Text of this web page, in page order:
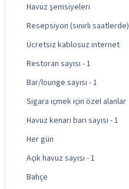
Havuz şemsiyeleri
Resepsiyon (sınırlı saatlerde)
Ücretsiz kablosuz internet
Restoran sayısı - 1
Bar/lounge sayısı - 1
Sigara içmek için özel alanlar
Havuz kenarı barı sayısı - 1
Her gün
Açık havuz sayısı - 1
Bahçe